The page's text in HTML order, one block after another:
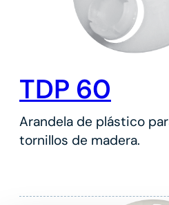
TDP 60
Arandela de plástico
tornillos de madera.